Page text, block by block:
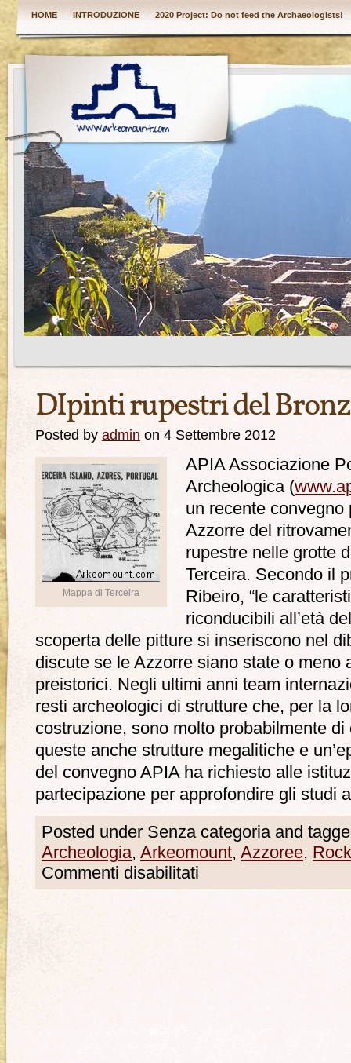
HOME INTRODUZIONE 2020 Project: Do not feed the Archaeologists!
DIpinti rupestri del
Posted by admin on 4 Settembre 2012
Mappa di Terceira
APIA Associazione
Archeologica (
un recente convegno
Azzorre del
rupestre nelle grotte
Terceira. Secondo il
Ribeiro, “le
riconducibili all’età
scoperta delle pitture si inseriscono nel
discute se le Azzorre siano state o meno
preistorici. Negli ultimi anni team
resti archeologici di strutture che, per la
costruzione, sono molto probabilmente
queste anche strutture megalitiche e
del convegno APIA ha richiesto alle
partecipazione per approfondire gli studi
Posted under Senza categoria and
Archeologia, Arkeomount, Azzoree,
Commenti disabilitati